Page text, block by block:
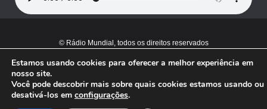
© Rádio Mundial, todos os direitos reservados
Estamos usando cookies para oferecer a melhor experiência em
nosso site.
Você pode descobrir mais sobre quais cookies estamos usando ou
desativá-los em configurações.